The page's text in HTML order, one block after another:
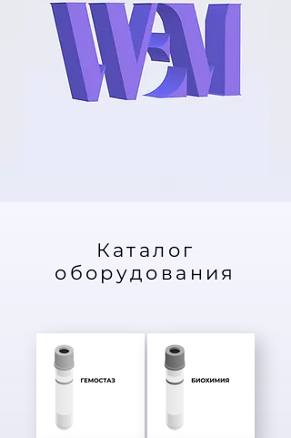
Каталог
оборудования